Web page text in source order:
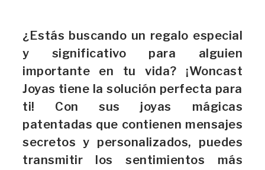
¿Estás buscando un regalo especial
y significativo para alguien
importante en tu vida? ¡Woncast
Joyas tiene la solución perfecta para
ti! Con sus joyas mágicas
patentadas que contienen mensajes
secretos y personalizados, puedes
transmitir los sentimientos más